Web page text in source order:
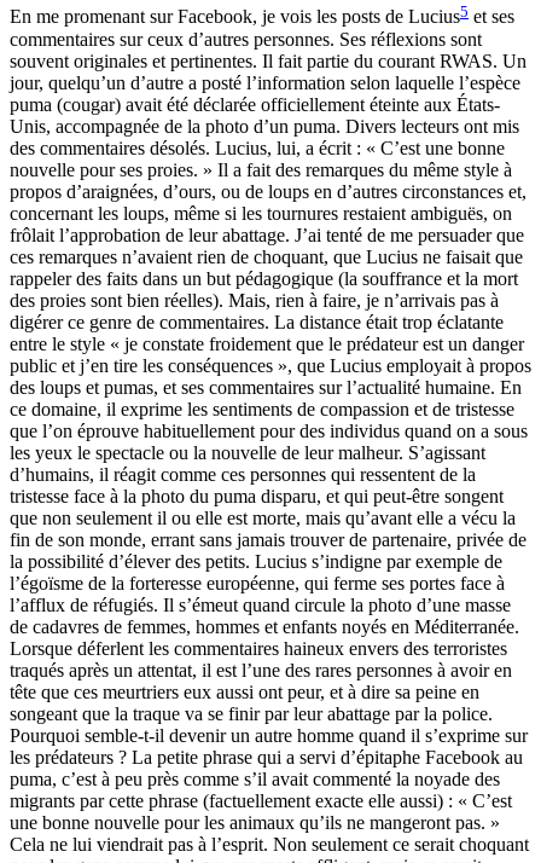
En me promenant sur Facebook, je vois les posts de Lucius5 et ses
commentaires sur ceux d’autres personnes. Ses réflexions sont
souvent originales et pertinentes. Il fait partie du courant RWAS. Un
jour, quelqu’un d’autre a posté l’information selon laquelle l’espèce
puma (cougar) avait été déclarée officiellement éteinte aux États-
Unis, accompagnée de la photo d’un puma. Divers lecteurs ont mis
des commentaires désolés. Lucius, lui, a écrit : « C’est une bonne
nouvelle pour ses proies. » Il a fait des remarques du même style à
propos d’araignées, d’ours, ou de loups en d’autres circonstances et,
concernant les loups, même si les tournures restaient ambiguës, on
frôlait l’approbation de leur abattage. J’ai tenté de me persuader que
ces remarques n’avaient rien de choquant, que Lucius ne faisait que
rappeler des faits dans un but pédagogique (la souffrance et la mort
des proies sont bien réelles). Mais, rien à faire, je n’arrivais pas à
digérer ce genre de commentaires. La distance était trop éclatante
entre le style « je constate froidement que le prédateur est un danger
public et j’en tire les conséquences », que Lucius employait à propos
des loups et pumas, et ses commentaires sur l’actualité humaine. En
ce domaine, il exprime les sentiments de compassion et de tristesse
que l’on éprouve habituellement pour des individus quand on a sous
les yeux le spectacle ou la nouvelle de leur malheur. S’agissant
d’humains, il réagit comme ces personnes qui ressentent de la
tristesse face à la photo du puma disparu, et qui peut-être songent
que non seulement il ou elle est morte, mais qu’avant elle a vécu la
fin de son monde, errant sans jamais trouver de partenaire, privée de
la possibilité d’élever des petits. Lucius s’indigne par exemple de
l’égoïsme de la forteresse européenne, qui ferme ses portes face à
l’afflux de réfugiés. Il s’émeut quand circule la photo d’une masse
de cadavres de femmes, hommes et enfants noyés en Méditerranée.
Lorsque déferlent les commentaires haineux envers des terroristes
traqués après un attentat, il est l’une des rares personnes à avoir en
tête que ces meurtriers eux aussi ont peur, et à dire sa peine en
songeant que la traque va se finir par leur abattage par la police.
Pourquoi semble-t-il devenir un autre homme quand il s’exprime sur
les prédateurs ? La petite phrase qui a servi d’épitaphe Facebook au
puma, c’est à peu près comme s’il avait commenté la noyade des
migrants par cette phrase (factuellement exacte elle aussi) : « C’est
une bonne nouvelle pour les animaux qu’ils ne mangeront pas. »
Cela ne lui viendrait pas à l’esprit. Non seulement ce serait choquant